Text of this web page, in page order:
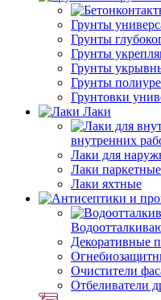
Грунты
Грунты
Грунты
Грунты
Грунты
Грунтовки
Лаки
внутренних
Лаки для
Лаки паркетные
Лаки яхтные
Декоративные
Очистители
Отбеливатели